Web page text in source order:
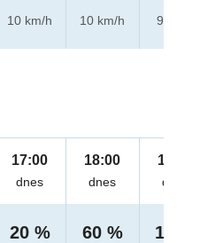
10 km/h
10 km/h
9 km/h
17:00
dnes
20 %
18:00
dnes
60 %
19:00
dnes
10 %